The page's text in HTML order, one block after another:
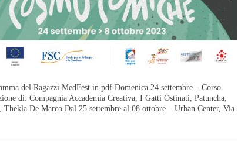
del Ragazzi MedFest in pdf Domenica 24 settembre – Corso
di: Compagnia Accademia Creativa, I Gatti Ostinati, Patuncha,
De Marco Dal 25 settembre al 08 ottobre – Urban Center, Via